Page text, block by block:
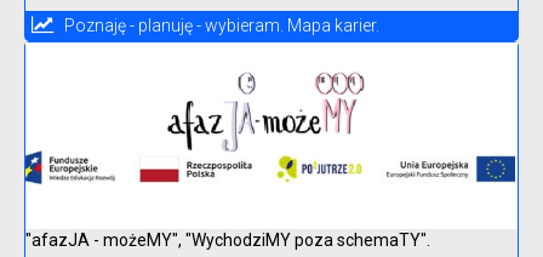
Poznaję - planuję - wybieram. Mapa karier.
"afazJA - możeMY", "WychodziMY poza schemaTY".